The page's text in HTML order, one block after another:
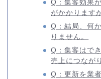
Q：集客効果
がかかります
Q：結局、何
りません。
Q：集客はで
売上につなが
Q：更新を業